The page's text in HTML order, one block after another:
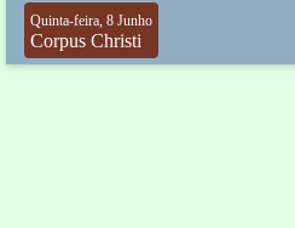
Quinta-feira, 8 Junho
Corpus Christi